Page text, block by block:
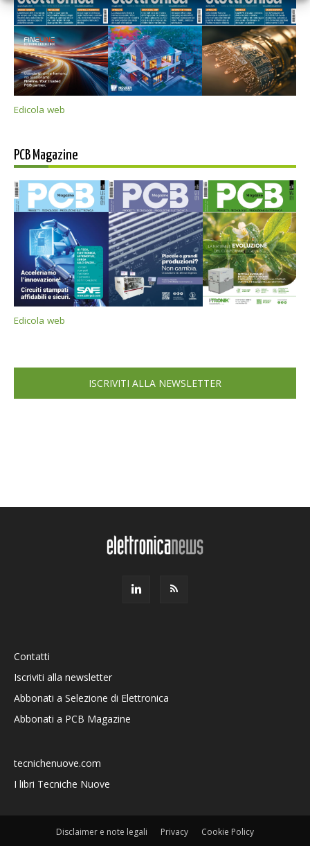
Edicola web
PCB Magazine
Edicola web
ISCRIVITI ALLA NEWSLETTER
Contatti
Iscriviti alla newsletter
Abbonati a Selezione di Elettronica
Abbonati a PCB Magazine
tecnichenuove.com
I libri Tecniche Nuove
Disclaimer e note legali Privacy Cookie Policy